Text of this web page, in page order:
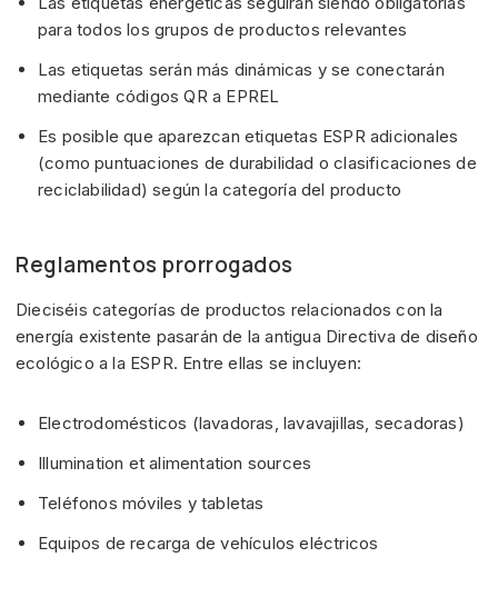
para todos los grupos de productos relevantes
Las etiquetas serán más dinámicas y se conectarán
mediante códigos QR a EPREL
Es posible que aparezcan etiquetas ESPR adicionales
(como puntuaciones de durabilidad o clasificaciones de
reciclabilidad) según la categoría del producto
Reglamentos prorrogados
Dieciséis categorías de productos relacionados con la
energía existente pasarán de la antigua Directiva de diseño
ecológico a la ESPR. Entre ellas se incluyen:
Electrodomésticos (lavadoras, lavavajillas, secadoras)
Illumination et alimentation sources
Teléfonos móviles y tabletas
Equipos de recarga de vehículos eléctricos